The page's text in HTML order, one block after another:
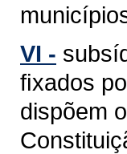
VI -
ﬁxados
dispõem